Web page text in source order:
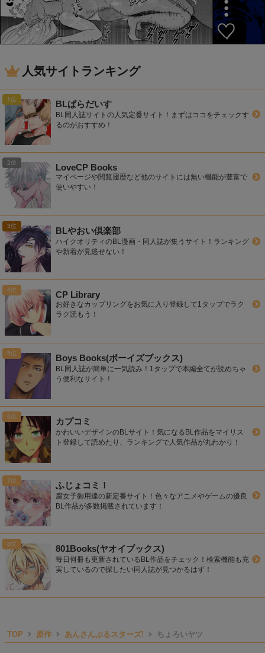
人気サイトランキング
BLぱらだいす
BL同人誌サイトの人気定番サイト！まずはココをチェックす
るのがおすすめ！
LoveCP Books
マイページや閲覧履歴など他のサイトには無い機能が豊富で
使いやすい！
BLやおい倶楽部
ハイクオリティのBL漫画・同人誌が集うサイト！ランキング
や新着が見逃せない！
CP Library
お好きなカップリングをお気に入り登録して1タップでラク
ラク読もう！
Boys Books(ボーイズブックス)
BL同人誌が簡単に一気読み！1タップで本編全てが読めちゃ
う便利なサイト！
カプコミ
かわいいデザインのBLサイト！気になるBL作品をマイリス
ト登録して読めたり、ランキングで人気作品が丸わかり！
ふじょコミ！
腐女子御用達の新定番サイト！色々なアニメやゲームの優良
BL作品が多数掲載されています！
801Books(ヤオイブックス)
毎日何冊も更新されているBL作品をチェック！検索機能も充
実しているので探したい同人誌が見つかるはず！
TOP 原作 あんさんぶるスターズ! ちょろいヤツ